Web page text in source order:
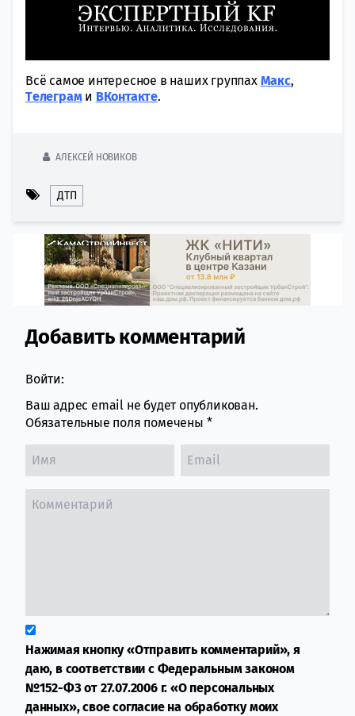
Всё самое интересное в наших группах Макс,
Tелеграми ВКонтакте.
АЛЕКСЕЙ НОВИКОВ
ДТП
Comment section
Добавить комментарий
Войти:
Ваш адрес email не будет опубликован.
Обязательные поля помечены *
Нажимая кнопку «Отправить комментарий», я
даю, в соответствии с Федеральным законом
№152-ФЗ от 27.07.2006 г. «О персональных
данных», свое согласие на обработку моих